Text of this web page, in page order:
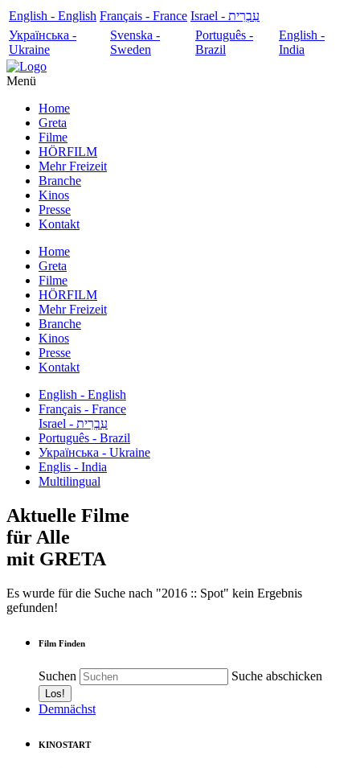
English - English Français - France
עִבְרִית - Israel
Українська -
Ukraine
Svenska -
Sweden
Português -
Brazil
English -
India
Menü
Home
Greta
Filme
HÖRFILM
Mehr Freizeit
Branche
Kinos
Presse
Kontakt
Home
Greta
Filme
HÖRFILM
Mehr Freizeit
Branche
Kinos
Presse
Kontakt
English - English
Français - France
עִבְרִית - Israel
Português - Brazil
Українська - Ukraine
Englis - India
Multilingual
Aktuelle Filme
für Alle
mit GRETA
Es wurde für die Suche nach "2016 :: Spot" kein Ergebnis
gefunden!
Film Finden
Suchen Suche abschicken
Demnächst
KINOSTART